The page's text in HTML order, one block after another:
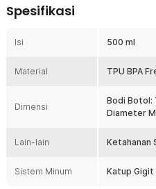
Fitur
ukuran terkecil setelah
dalam tas atau saku baju lari
membawa botol cadangan
sesi olahraga Anda jauh lebih
Tetap fokus pada jalur lari Anda
Spesifikasi
Isi 500 ml
Material TPU BPA
Dimensi
Bodi Botol:
Diameter
Lain-lain Ketahanan
Sistem Minum Katup Gigit